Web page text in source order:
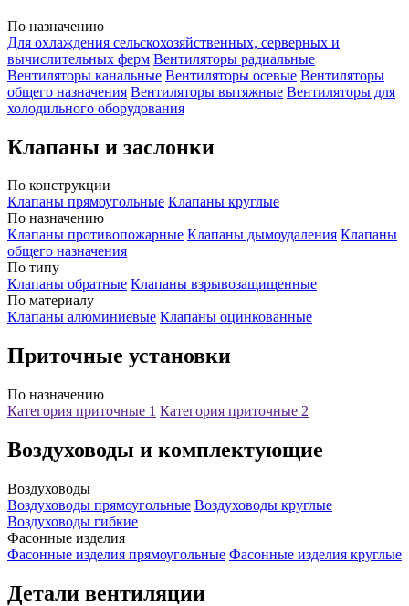
По назначению
Для охлаждения сельскохозяйственных, серверных и
вычислительных ферм Вентиляторы радиальные
Вентиляторы канальные Вентиляторы осевые Вентиляторы
общего назначения Вентиляторы вытяжные Вентиляторы для
холодильного оборудования
Клапаны и заслонки
По конструкции
Клапаны прямоугольные Клапаны круглые
По назначению
Клапаны противопожарные Клапаны дымоудаления Клапаны
общего назначения
По типу
Клапаны обратные Клапаны взрывозащищенные
По материалу
Клапаны алюминиевые Клапаны оцинкованные
Приточные установки
По назначению
Категория приточные 1 Категория приточные 2
Воздуховоды и комплектующие
Воздуховоды
Воздуховоды прямоугольные Воздуховоды круглые
Воздуховоды гибкие
Фасонные изделия
Фасонные изделия прямоугольные Фасонные изделия круглые
Детали вентиляции